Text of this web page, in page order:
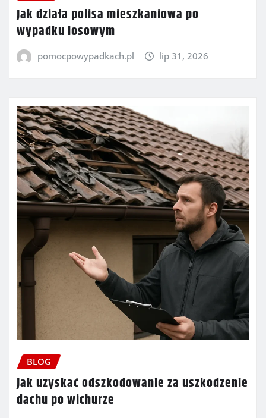
Jak działa polisa mieszkaniowa po
wypadku losowym
pomocpowypadkach.pl lip 31, 2026
BLOG
Jak uzyskać odszkodowanie za uszkodzenie
dachu po wichurze